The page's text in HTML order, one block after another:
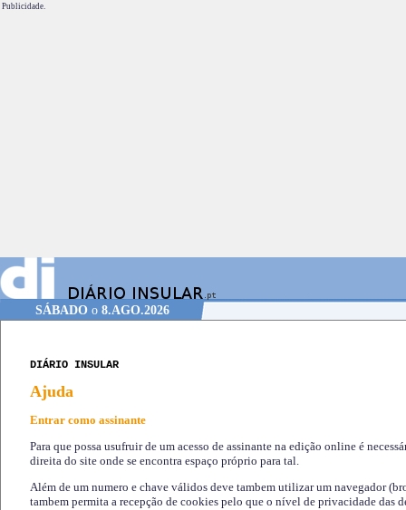
Publicidade.
SÁBADOo 8.AGO.2026
DIÁRIO INSULAR
Ajuda
Entrar como assinante
Para que possa usufruir de um acesso de assinante na edição online é
direita do site onde se encontra espaço próprio para tal.
Além de um numero e chave válidos deve tambem utilizar um navegador
tambem permita a recepção de cookies pelo que o nível de privacidade das